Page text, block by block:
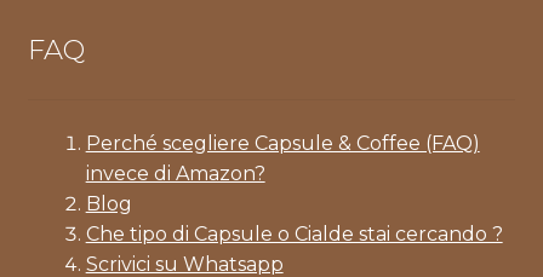
FAQ
Perché scegliere Capsule & Coffee (FAQ)
invece di Amazon?
Blog
Che tipo di Capsule o Cialde stai cercando ?
Scrivici su Whatsapp